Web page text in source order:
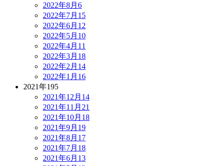
2022年8月 6
2022年7月 15
2022年6月 12
2022年5月 10
2022年4月 11
2022年3月 18
2022年2月 14
2022年1月 16
2021年195
2021年12月 14
2021年11月 21
2021年10月 18
2021年9月 19
2021年8月 17
2021年7月 18
2021年6月 13